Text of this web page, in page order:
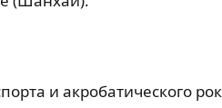
и акробатического